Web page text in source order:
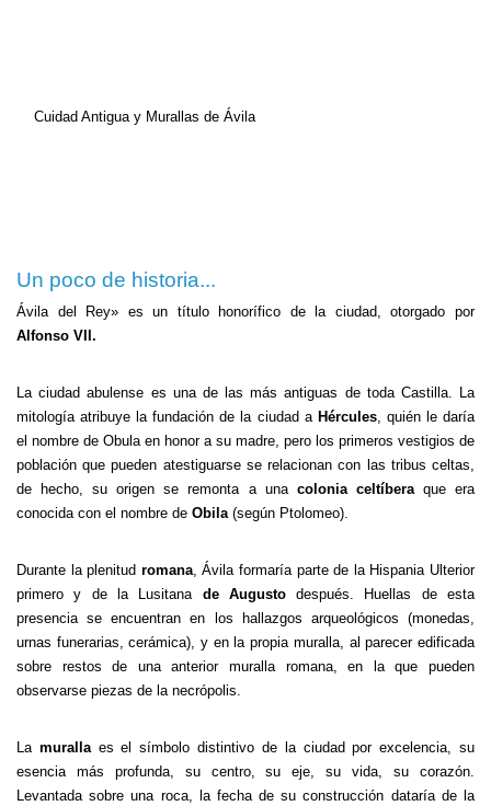
Cuidad Antigua y Murallas de Ávila
Un poco de historia...
Ávila del Rey» es un título honorífico de la ciudad, otorgado por
Alfonso VII.
La ciudad abulense es una de las más antiguas de toda Castilla. La
mitología atribuye la fundación de la ciudad a Hércules, quién le daría
el nombre de Obula en honor a su madre, pero los primeros vestigios de
población que pueden atestiguarse se relacionan con las tribus celtas,
de hecho, su origen se remonta a una colonia celtíberaque era
conocida con el nombre de Obila(según Ptolomeo).
Durante la plenitud romana, Ávila formaría parte de la Hispania Ulterior
primero y de
la Lusitanade Augustodespués. Huellas de esta
presencia se encuentran en los hallazgos arqueológicos (monedas,
urnas funerarias, cerámica), y en la propia muralla, al parecer edificada
sobre restos de una anterior muralla romana, en la que pueden
observarse piezas de la necrópolis.
La murallaes el símbolo distintivo de la ciudad por excelencia, su
esencia más profunda, su centro, su eje, su vida, su corazón.
Levantada sobre una roca, la fecha de su construcción dataría de la